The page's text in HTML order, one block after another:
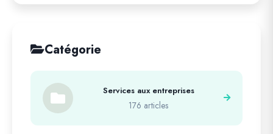
Catégorie
Services aux entreprises
176 articles